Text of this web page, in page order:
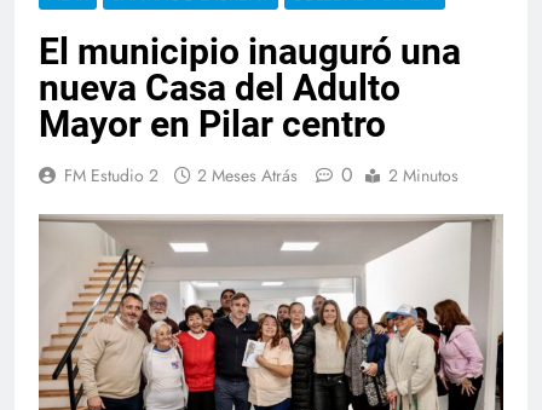
El municipio inauguró una
nueva Casa del Adulto
Mayor en Pilar centro
FM Estudio 2 2 Meses Atrás 0 2 Minutos